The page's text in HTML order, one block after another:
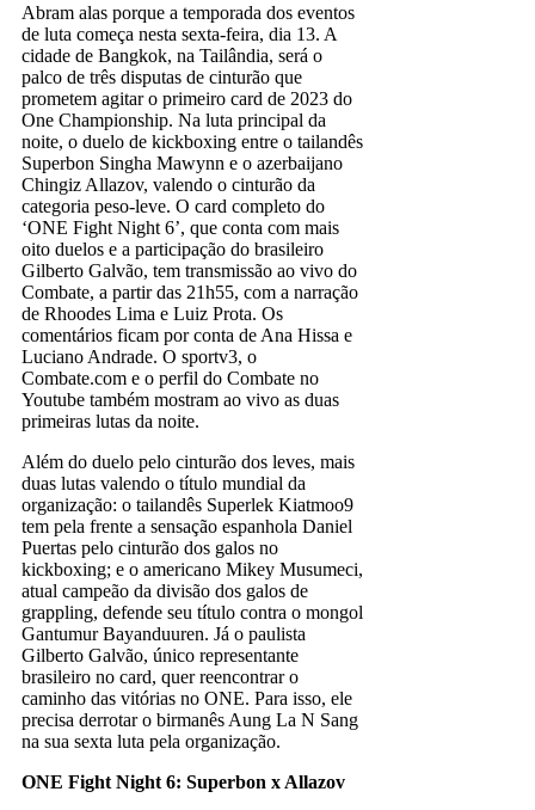
Abram alas porque a temporada dos eventos
de luta começa nesta sexta-feira, dia 13. A
cidade de Bangkok, na Tailândia, será o
palco de três disputas de cinturão que
prometem agitar o primeiro card de 2023 do
One Championship. Na luta principal da
noite, o duelo de kickboxing entre o tailandês
Superbon Singha Mawynn e o azerbaijano
Chingiz Allazov, valendo o cinturão da
categoria peso-leve. O card completo do
‘ONE Fight Night 6’, que conta com mais
oito duelos e a participação do brasileiro
Gilberto Galvão, tem transmissão ao vivo do
Combate, a partir das 21h55, com a narração
de Rhoodes Lima e Luiz Prota. Os
comentários ficam por conta de Ana Hissa e
Luciano Andrade. O sportv3, o
Combate.com e o perfil do Combate no
Youtube também mostram ao vivo as duas
primeiras lutas da noite.
Além do duelo pelo cinturão dos leves, mais
duas lutas valendo o título mundial da
organização: o tailandês Superlek Kiatmoo9
tem pela frente a sensação espanhola Daniel
Puertas pelo cinturão dos galos no
kickboxing; e o americano Mikey Musumeci,
atual campeão da divisão dos galos de
grappling, defende seu título contra o mongol
Gantumur Bayanduuren. Já o paulista
Gilberto Galvão, único representante
brasileiro no card, quer reencontrar o
caminho das vitórias no ONE. Para isso, ele
precisa derrotar o birmanês Aung La N Sang
na sua sexta luta pela organização.
ONE Fight Night 6: Superbon x Allazov